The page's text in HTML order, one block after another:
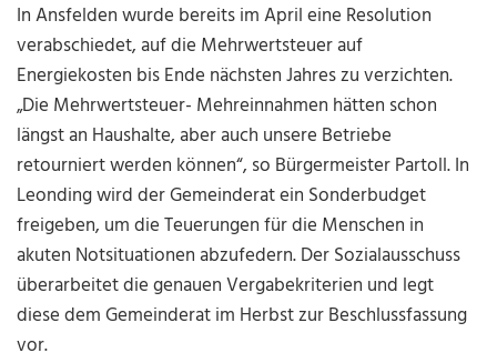
In Ansfelden wurde bereits im April eine Resolution
verabschiedet, auf die Mehrwertsteuer auf
Energiekosten bis Ende nächsten Jahres zu verzichten.
„Die Mehrwertsteuer- Mehreinnahmen hätten schon
längst an Haushalte, aber auch unsere Betriebe
retourniert werden können“, so Bürgermeister Partoll. In
Leonding wird der Gemeinderat ein Sonderbudget
freigeben, um die Teuerungen für die Menschen in
akuten Notsituationen abzufedern. Der Sozialausschuss
überarbeitet die genauen Vergabekriterien und legt
diese dem Gemeinderat im Herbst zur Beschlussfassung
vor.